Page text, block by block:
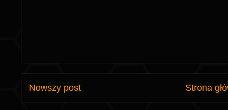
Nowszy post Strona